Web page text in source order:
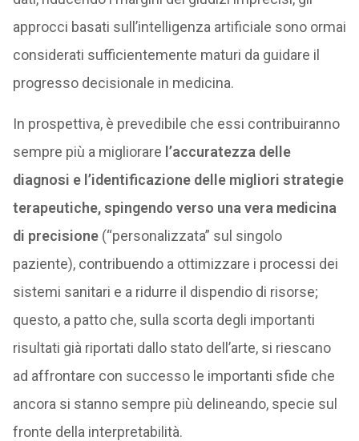
approcci basati sull’intelligenza artificiale sono ormai
considerati sufficientemente maturi da guidare il
progresso decisionale in medicina.
In prospettiva, è prevedibile che essi contribuiranno
sempre più a migliorare l’accuratezza delle
diagnosi e l’identificazione delle migliori strategie
terapeutiche, spingendo verso una vera medicina
di precisione(“personalizzata” sul singolo
paziente), contribuendo a ottimizzare i processi dei
sistemi sanitari e a ridurre il dispendio di risorse;
questo, a patto che, sulla scorta degli importanti
risultati già riportati dallo stato dell’arte, si riescano
ad affrontare con successo le importanti sfide che
ancora si stanno sempre più delineando, specie sul
fronte della interpretabilità.